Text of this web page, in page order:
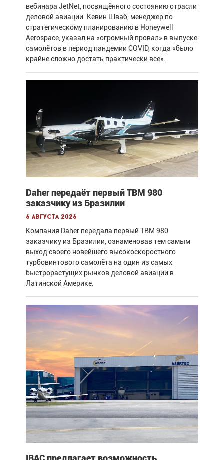
вебинара JetNet, посвящённого состоянию отрасли
деловой авиации. Кевин Шваб, менеджер по
стратегическому планированию в Honeywell
Aerospace, указал на «огромный провал» в выпуске
самолётов в период пандемии COVID, когда «было
крайне сложно достать практически всё».
Daher передаёт первый TBM 980
заказчику из Бразилии
6 августа 2026
Компания Daher передала первый TBM 980
заказчику из Бразилии, ознаменовав тем самым
выход своего новейшего высокоскоростного
турбовинтового самолёта на один из самых
быстрорастущих рынков деловой авиации в
Латинской Америке.